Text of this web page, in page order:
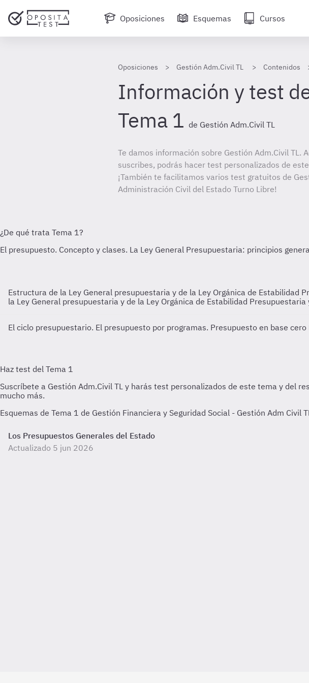
Oposiciones Esquemas Cursos
Oposiciones Gestión Adm.Civil TL Contenidos
Información y test
Tema 1 de Gestión Adm.Civil TL
Te damos información sobre Gestión Adm.Civil TL.
suscribes, podrás hacer test personalizados de
¡También te facilitamos varios test gratuitos de
Administración Civil del Estado Turno Libre!
Estructura de la Ley General presupuestaria y de la Ley Orgánica de
la Ley General presupuestaria y de la Ley Orgánica de Estabilidad
El ciclo presupuestario. El presupuesto por programas. Presupuesto en base cero
Esquemas de Tema 1 de Gestión Financiera y Seguridad Social - Gestión Adm
Los Presupuestos Generales del Estado
Actualizado 5 jun 2026